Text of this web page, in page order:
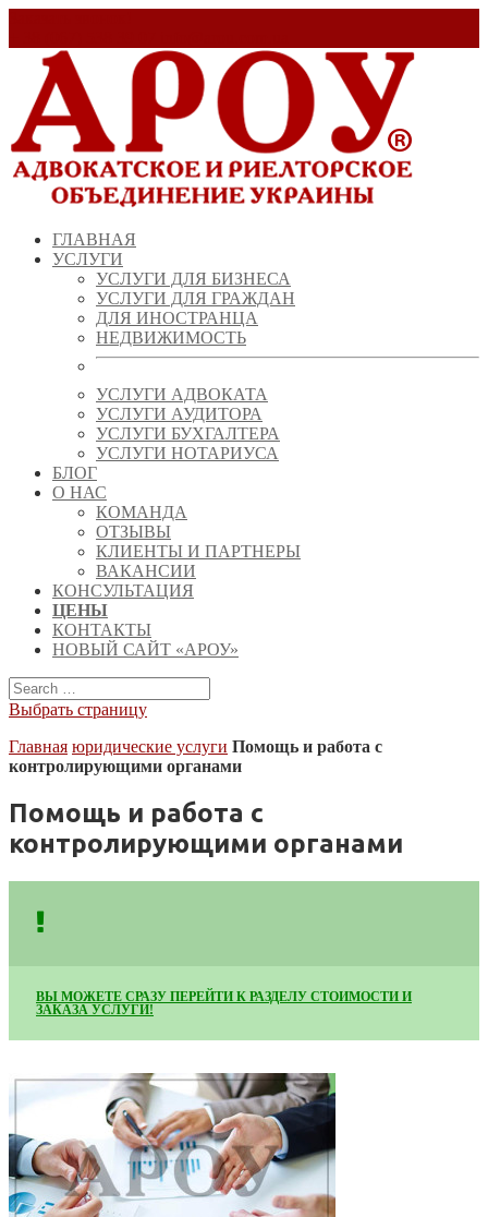
ГЛАВНАЯ
УСЛУГИ
УСЛУГИ ДЛЯ БИЗНЕСА
УСЛУГИ ДЛЯ ГРАЖДАН
ДЛЯ ИНОСТРАНЦА
НЕДВИЖИМОСТЬ
УСЛУГИ АДВОКАТА
УСЛУГИ АУДИТОРА
УСЛУГИ БУХГАЛТЕРА
УСЛУГИ НОТАРИУСА
БЛОГ
О НАС
КОМАНДА
ОТЗЫВЫ
КЛИЕНТЫ И ПАРТНЕРЫ
ВАКАНСИИ
КОНСУЛЬТАЦИЯ
ЦЕНЫ
КОНТАКТЫ
НОВЫЙ САЙТ «АРОУ»
Выбрать страницу
Главная юридические услуги Помощь и работа с
контролирующими органами
Помощь и работа с
контролирующими органами
ВЫ МОЖЕТЕ СРАЗУ ПЕРЕЙТИ К РАЗДЕЛУ СТОИМОСТИ И
ЗАКАЗА УСЛУГИ!